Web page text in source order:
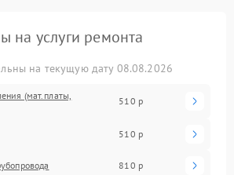
на услуги ремонта
на текущую дату 08.08.2026
(мат.платы,
510 р
510 р
810 р